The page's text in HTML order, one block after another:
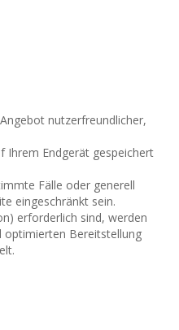
nutzerfreundlicher,
Ihrem Endgerät gespeichert
Fälle oder generell
eingeschränkt sein.
erforderlich sind, werden
optimierten Bereitstellung